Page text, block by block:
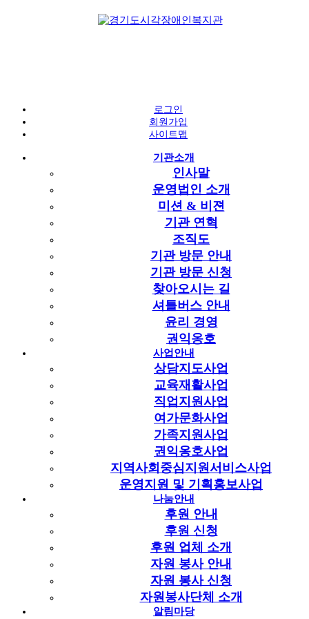
로그인
회원가입
사이트맵
기관소개
인사말
운영법인 소개
미션 & 비젼
기관 연혁
조직도
기관 방문 안내
기관 방문 신청
찾아오시는 길
셔틀버스 안내
윤리 경영
권익옹호
사업안내
상담지도사업
교육재활사업
직업지원사업
여가문화사업
가족지원사업
권익옹호사업
지역사회중심지원서비스사업
운영지원 및 기획홍보사업
나눔안내
후원 안내
후원 신청
후원 업체 소개
자원 봉사 안내
자원 봉사 신청
자원봉사단체 소개
알림마당
손끝애
2018 소식지 손끝애 19호
페이지 정보
홈페이지 담당 2018-07-11 10:18 조회
https://goo.gl/hNsjfh 2768회 연결
목록
2018 손끝애 19호
이전글
목록
주소 : 11485 경기도 양주시 고삼로 43번길 28 2층
TEL : 031-856-5300
FAX : 031-856-0300 E-MAIL :ggsg0070@gbw.or.kr
CopyrightⒸ경기도시각장애인복지관. All Rights Reserved.